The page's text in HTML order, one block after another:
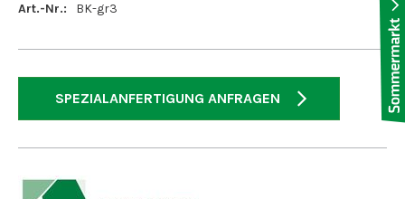
Art.-Nr.: BK-gr3
SPEZIALANFERTIGUNG ANFRAGEN